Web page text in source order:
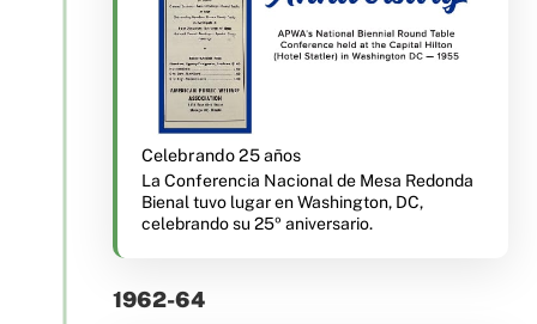
Celebrando 25 años
La Conferencia Nacional de Mesa Redonda
Bienal tuvo lugar en Washington, DC,
celebrando su 25º aniversario.
1962-64